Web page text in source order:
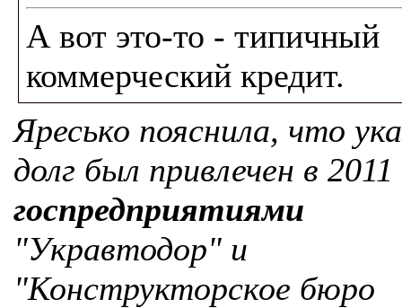
А вот это-то - типичный
коммерческий кредит.
Яресько пояснила, что
долг был привлечен в 2011
госпредприятиями
"Укравтодор" и
"Конструкторское бюро